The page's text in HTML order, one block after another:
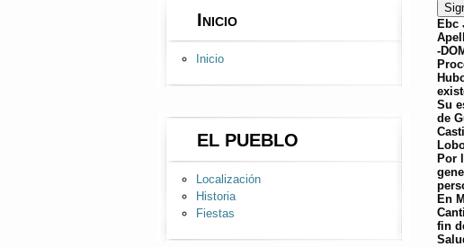
Inicio
Inicio
EL PUEBLO
Localización
Historia
Fiestas
Ebc
-
Su
de
Por
En
fin